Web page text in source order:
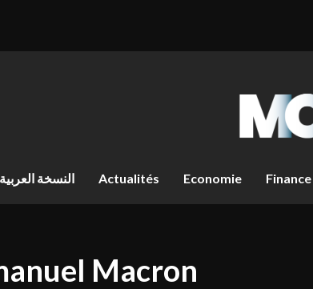
النسخة العربية Actualités Economie Finance
Macron